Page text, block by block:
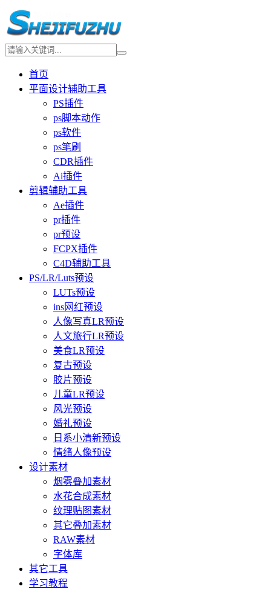
首页
平面设计辅助工具
PS插件
ps脚本动作
ps软件
ps笔刷
CDR插件
Ai插件
剪辑辅助工具
Ae插件
pr插件
pr预设
FCPX插件
C4D辅助工具
PS/LR/Luts预设
LUTs预设
ins网红预设
人像写真LR预设
人文旅行LR预设
美食LR预设
复古预设
胶片预设
儿童LR预设
风光预设
婚礼预设
日系小清新预设
情绪人像预设
设计素材
烟雾叠加素材
水花合成素材
纹理贴图素材
其它叠加素材
RAW素材
字体库
其它工具
学习教程